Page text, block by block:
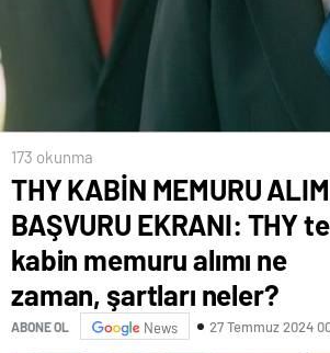
173 okunma
THY KABİN MEMURU
BAŞVURU EKRANI: THY
kabin memuru alımı ne
zaman, şartları neler?
ABONE OL News 27 Temmuz 2024